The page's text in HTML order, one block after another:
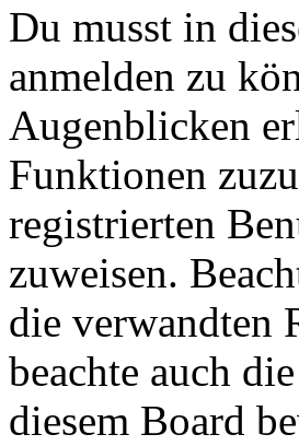
Du musst in
anmelden zu
Augenblicken
Funktionen
registrierten
zuweisen.
die verwandten
beachte auch
diesem Board